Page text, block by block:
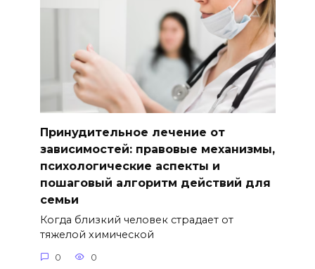
Принудительное лечение от
зависимостей: правовые механизмы,
психологические аспекты и
пошаговый алгоритм действий для
семьи
Когда близкий человек страдает от
тяжелой химической
0 0